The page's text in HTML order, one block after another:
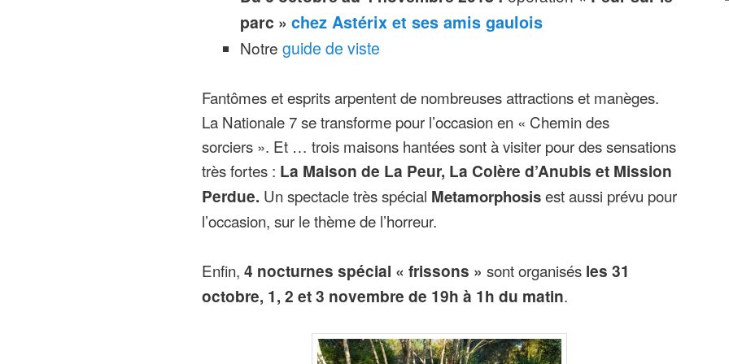
parc » chez Astérix et ses amis gaulois
Notre guide de viste
Fantômes et esprits arpentent de nombreuses attractions et manèges.
La Nationale 7 se transforme pour l’occasion en « Chemin des
sorciers ». Et … trois maisons hantées sont à visiter pour des sensations
très fortes : La Maison de La Peur, La Colère d’Anubis et Mission
Perdue. Un spectacle très spécial Metamorphosisest aussi prévu pour
l’occasion, sur le thème de l’horreur.
Enfin, 4 nocturnes spécial « frissons » sont organisés les 31
octobre, 1, 2 et 3 novembre de 19h à 1h du matin.